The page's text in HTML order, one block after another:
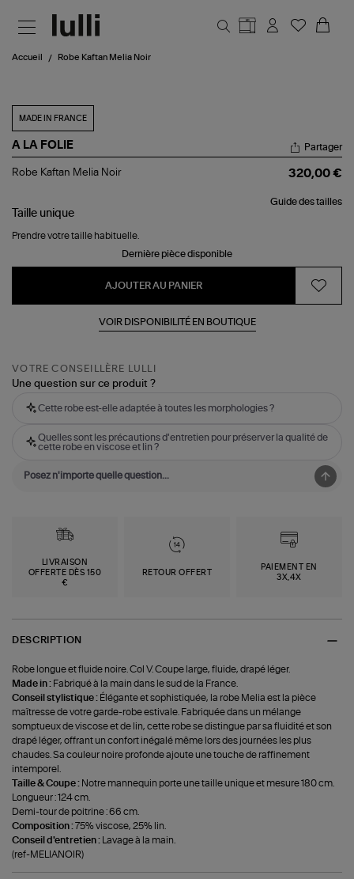
Accueil Robe Kaftan Melia Noir
MADE IN FRANCE
A LA FOLIE
Robe
Noir
Partager
Robe Kaftan Melia Noir 320,00 €
Guide des tailles
Taille unique
Prendre votre taille habituelle.
Dernière pièce disponible
AJOUTER AU PANIER
VOIR DISPONIBILITÉ EN BOUTIQUE
VOTRE CONSEILLÈRE LULLI
Une question sur ce produit ?
Cette robe est-elle adaptée à toutes les morphologies ?
Quelles sont les précautions d'entretien pour préserver la qualité de
cette robe en viscose et lin ?
LIVRAISON
OFFERTE DÈS 150
€
RETOUR OFFERT
PAIEMENT EN
3X,4X
DESCRIPTION
Robe longue et fluide noire. Col V. Coupe large, fluide, drapé léger.
Made in : Fabriqué à la main dans le sud de la France.
Conseil stylistique : Élégante et sophistiquée, la robe Melia est la pièce
maîtresse de votre garde-robe estivale. Fabriquée dans un mélange
somptueux de viscose et de lin, cette robe se distingue par sa fluidité et son
drapé léger, offrant un confort inégalé même lors des journées les plus
chaudes. Sa couleur noire profonde ajoute une touche de raffinement
intemporel.
Taille & Coupe : Notre mannequin porte une taille unique et mesure 180 cm.
Longueur : 124 cm.
Demi-tour de poitrine : 66 cm.
Composition : 75% viscose, 25% lin.
Conseil d'entretien :
Lavage à la main.
(ref-MELIANOIR)